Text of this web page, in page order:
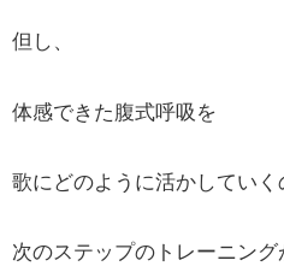
但し、
体感できた腹式呼吸を
歌にどのように活かしていく
次のステップのトレーニング